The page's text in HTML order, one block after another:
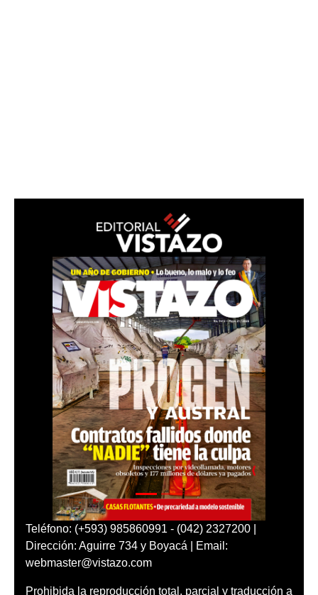
Teléfono: (+593) 985860991 - (042) 2327200 |
Dirección: Aguirre 734 y Boyacá | Email:
webmaster@vistazo.com
Prohibida la reproducción total, parcial y traducción a